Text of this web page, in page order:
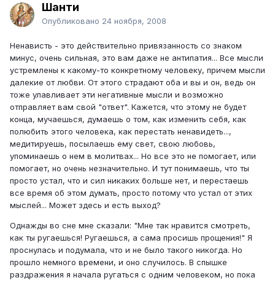
Шанти
Опубликовано 24 ноября, 2008
Ненависть - это действительно привязанность со знаком
минус, очень сильная, это вам даже не антипатия... Все мысли
устремлены к какому-то конкретному человеку, причем мысли
далекие от любви. От этого страдают оба и вы и он, ведь он
тоже улавливает эти негативные мысли и возможно
отправляет вам свой "ответ". Кажется, что этому не будет
конца, мучаешься, думаешь о том, как изменить себя, как
полюбить этого человека, как перестать ненавидеть...,
медитируешь, посылаешь ему свет, свою любовь,
упоминаешь о нем в молитвах... Но все это не помогает, или
помогает, но очень незначительно. И тут понимаешь, что ты
просто устал, что и сил никаких больше нет, и перестаешь
все время об этом думать, просто потому что устал от этих
мыслей... Может здесь и есть выход?
Однажды во сне мне сказали: "Мне так нравится смотреть,
как ты ругаешься! Ругаешься, а сама просишь прощения!" Я
проснулась и подумала, что и не было такого никогда. Но
прошло немного времени, и оно случилось. В спышке
раздражения я начала ругаться с одним человеком, но пока